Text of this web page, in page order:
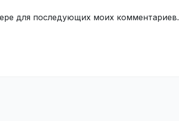
для последующих моих комментариев.